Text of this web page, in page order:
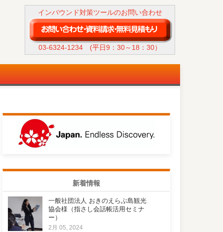
インバウンド対策ツールのお問い合わせ
03-6324-1234 (平日9：30～18：30）
新着情報
一般社団法人 おきのえらぶ島観光
協会様（指さし会話帳活用セミナ
ー）
2月 05, 2024